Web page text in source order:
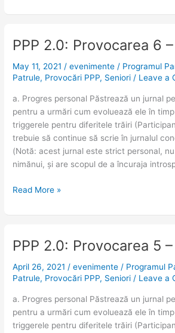
PPP 2.0: Provocarea 6
May 11, 2021/evenimente/ Programul
Patrule, Provocări PPP, Seniori / Leave a
a. Progres personal Păstrează un jurnal
pentru a urmări cum evoluează ele în
triggerele pentru diferitele trăiri
trebuie să continue să scrie în jurnalul
(Notă: acest jurnal este strict personal,
nimănui, și are scopul de a încuraja
PPP
Provocarea
6
–
Seniori
Read More »
PPP 2.0: Provocarea 5
April 26, 2021/evenimente/ Programul
Patrule, Provocări PPP, Seniori / Leave a
a. Progres personal Păstrează un jurnal
pentru a urmări cum evoluează ele în
triggerele pentru diferitele trăiri
PPP
Provocarea
5
–
Seniori